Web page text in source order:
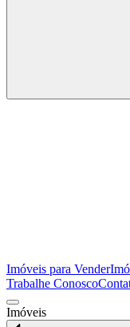
Imóveis para Vender
Trabalhe Conosco
Imóveis